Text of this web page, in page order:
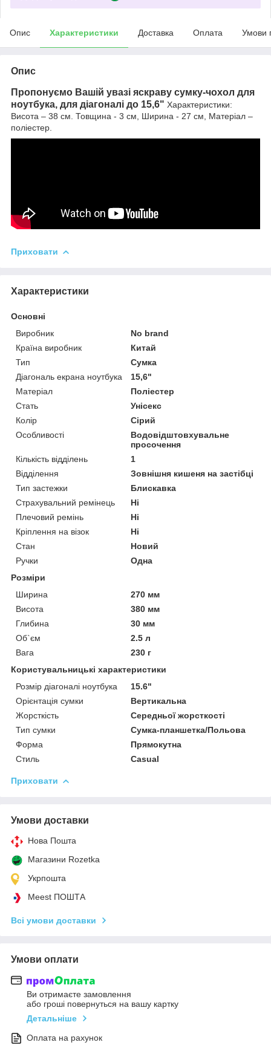
Опис Характеристики Доставка Оплата Умови
Опис
Пропонуємо Вашій увазі яскраву сумку-чохол для
ноутбука, для діагоналі до 15,6" Характеристики:
Висота – 38 см. Товщина - 3 см, Ширина - 27 см, Матеріал –
поліестер.
Приховати
Характеристики
Основні
Виробник
No brand
Країна виробник
Китай
Тип
Сумка
Діагональ екрана ноутбука
15,6"
Матеріал
Поліестер
Стать
Унісекс
Колір
Сірий
Особливості
Водовідштовхувальне
просочення
Кількість відділень
1
Відділення
Зовнішня кишеня на застібці
Тип застежки
Блискавка
Страхувальний ремінець
Ні
Плечовий ремінь
Ні
Кріплення на візок
Ні
Стан
Новий
Ручки
Одна
Розміри
Ширина
270 мм
Висота
380 мм
Глибина
30 мм
Об`єм
2.5 л
Вага
230 г
Користувальницькі характеристики
Розмір діагоналі ноутбука
15.6"
Орієнтація сумки
Вертикальна
Жорсткість
Середньої жорсткості
Тип сумки
Сумка-планшетка/Польова
Форма
Прямокутна
Стиль
Casual
Приховати
Умови доставки
Нова Пошта
Магазини Rozetka
Укрпошта
Meest ПОШТА
Всі умови доставки
Умови оплати
Ви отримаєте замовлення
або гроші повернуться на вашу картку
Детальніше
Оплата на рахунок